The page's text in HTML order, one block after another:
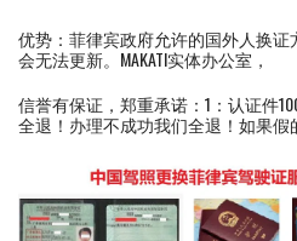
优势：菲律宾政府允许的国外人换
会无法更新。MAKATI实体办公室，
信誉有保证，郑重承诺：1：认证件
全退！办理不成功我们全退！如果假